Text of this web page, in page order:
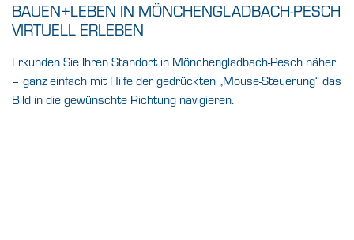
BAUEN+LEBEN IN MÖNCHENGLADBACH-PESCH
VIRTUELL ERLEBEN
Erkunden Sie Ihren Standort in Mönchengladbach-Pesch näher
– ganz einfach mit Hilfe der gedrückten „Mouse-Steuerung“ das
Bild in die gewünschte Richtung navigieren.